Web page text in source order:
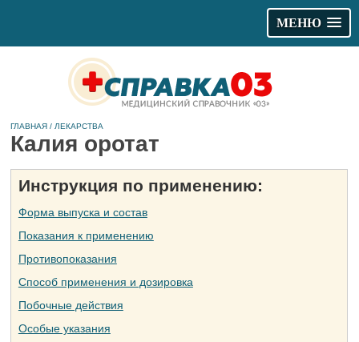
МЕНЮ
ГЛАВНАЯ / ЛЕКАРСТВА
Калия оротат
Инструкция по применению:
Форма выпуска и состав
Показания к применению
Противопоказания
Способ применения и дозировка
Побочные действия
Особые указания